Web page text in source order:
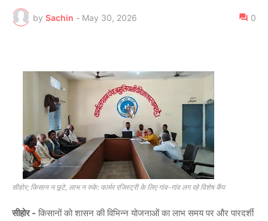
by Sachin - May 30, 2026 0
सीहोर; किसान न छूटे, लाभ न रुके: फार्मर रजिस्ट्री के लिए गांव-गांव लग रहे विशेष कैंप
सीहोर - किसानों को शासन की विभिन्न योजनाओं का लाभ समय पर और पारदर्शी